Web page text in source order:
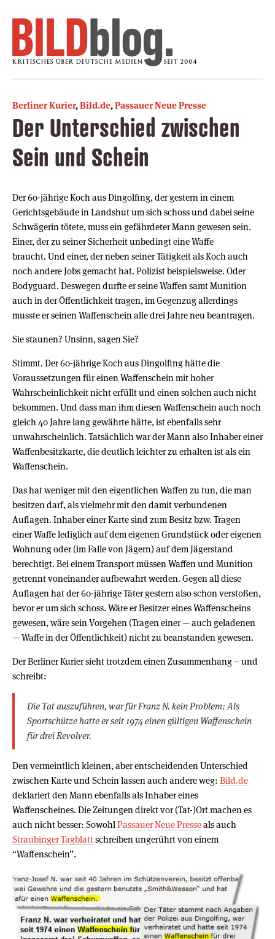
Berliner Kurier,Bild.de,Passauer Neue Presse
Der Unterschied zwischen
Sein und Schein
Der 60-jährige Koch aus Dingolfing, der gestern in einem
Gerichtsgebäude in Landshut um sich schoss und dabei seine
Schwägerin tötete, muss ein gefährdeter Mann gewesen sein.
Einer, der zu seiner Sicherheit unbedingt eine Waffe
braucht. Und einer, der neben seiner Tätigkeit als Koch auch
noch andere Jobs gemacht hat. Polizist beispielsweise. Oder
Bodyguard. Deswegen durfte er seine Waffen samt Munition
auch in der Öffentlichkeit tragen, im Gegenzug allerdings
musste er seinen Waffenschein alle drei Jahre neu beantragen.
Sie staunen? Unsinn, sagen Sie?
Stimmt. Der 60-jährige Koch aus Dingolfing hätte die
Voraussetzungen für einen Waffenschein mit hoher
Wahrscheinlichkeit nicht erfüllt und einen solchen auch nicht
bekommen. Und dass man ihm diesen Waffenschein auch noch
gleich 40 Jahre lang gewährte hätte, ist ebenfalls sehr
unwahrscheinlich. Tatsächlich war der Mann also Inhaber einer
Waffenbesitzkarte, die deutlich leichter zu erhalten ist als ein
Waffenschein.
Das hat weniger mit den eigentlichen Waffen zu tun, die man
besitzen darf, als vielmehr mit den damit verbundenen
Auflagen. Inhaber einer Karte sind zum Besitz bzw. Tragen
einer Waffe lediglich auf dem eigenen Grundstück oder eigenen
Wohnung oder (im Falle von Jägern) auf dem Jägerstand
berechtigt. Bei einem Transport müssen Waffen und Munition
getrennt voneinander aufbewahrt werden. Gegen all diese
Auflagen hat der 60-jährige Täter gestern also schon verstoßen,
bevor er um sich schoss. Wäre er Besitzer eines Waffenscheins
gewesen, wäre sein Vorgehen (Tragen einer — auch geladenen
— Waffe in der Öffentlichkeit) nicht zu beanstanden gewesen.
Der Berliner Kurier sieht trotzdem einen Zusammenhang – und
schreibt:
Die Tat auszuführen, war für Franz N. kein Problem: Als
Sportschütze hatte er seit 1974 einen gültigen Waffenschein
für drei Revolver.
Den vermeintlich kleinen, aber entscheidenden Unterschied
zwischen Karte und Schein lassen auch andere weg: Bild.de
deklariert den Mann ebenfalls als Inhaber eines
Waffenscheines. Die Zeitungen direkt vor (Tat-)Ort machen es
auch nicht besser: Sowohl Passauer Neue Presseals auch
Straubinger Tagblattschreiben ungerührt von einem
“Waffenschein”.